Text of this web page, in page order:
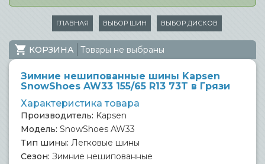
ГЛАВНАЯ ВЫБОР ШИН ВЫБОР ДИСКОВ
КОРЗИНА Товары не выбраны
Зимние нешипованные шины Kapsen
SnowShoes AW33 155/65 R13 73T в Грязи
Характеристика товара
Производитель: Kapsen
Модель: SnowShoes AW33
Тип шины: Легковые шины
Сезон: Зимние нешипованные